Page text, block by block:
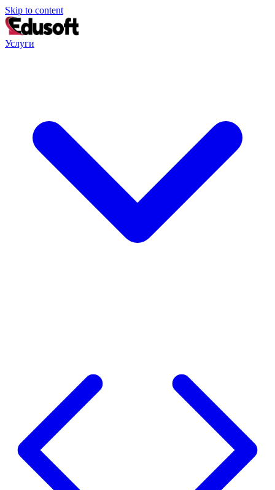
Skip to content
Услуги